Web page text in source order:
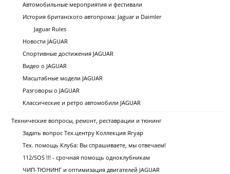
Автомобильные мероприятия и фестивали
История британского автопрома: Jaguar и Daimler
Jaguar Rules
Новости JAGUAR
Спортивные достижения JAGUAR
Видео о JAGUAR
Масштабные модели JAGUAR
Разговоры о JAGUAR
Классические и ретро автомобили JAGUAR
Технические вопросы, ремонт, реставрации и тюнинг
Задать вопрос Тех.центру Коллекция Ягуар
Тех. помощь Клуба: Вы спрашиваете, мы отвечаем!
112/SOS !!! - срочная помощь одноклубникам
ЧИП-ТЮНИНГ и оптимизация двигателей JAGUAR